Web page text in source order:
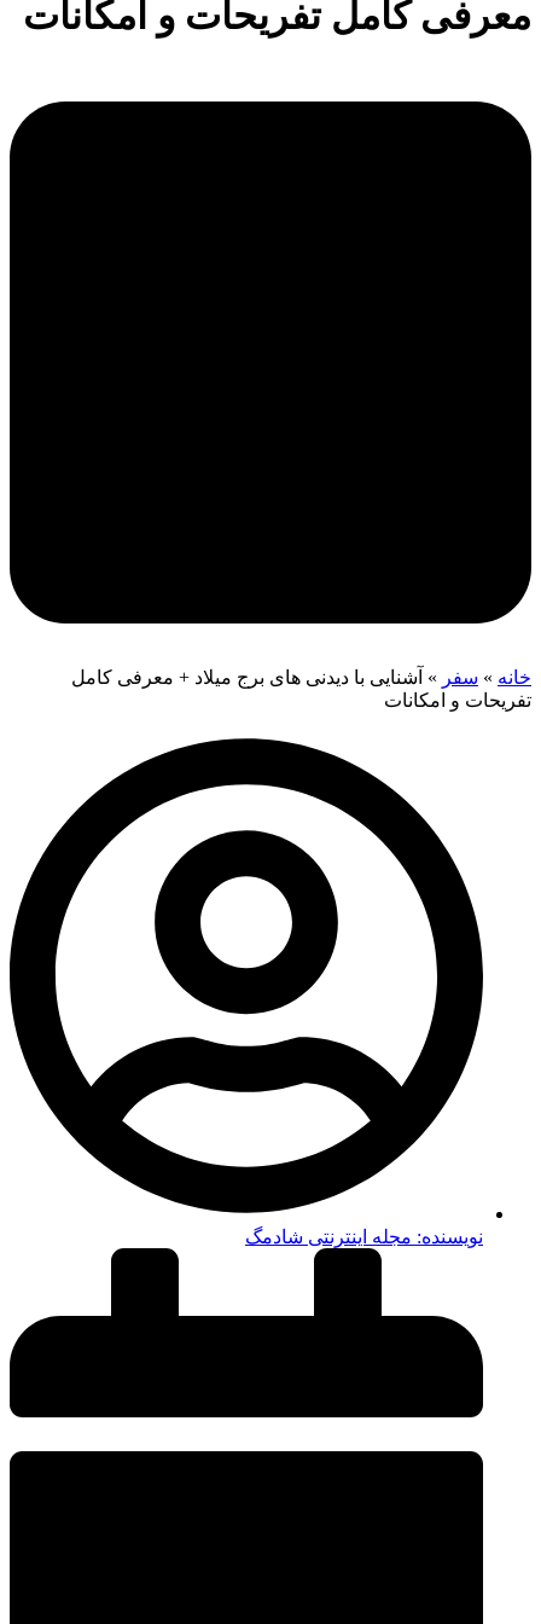
معرفی کامل تفریحات و امکانات
خانه » سفر » آشنایی با دیدنی های برج میلاد + معرفی کامل
تفریحات و امکانات
نویسنده: مجله اینترنتی شادمگ